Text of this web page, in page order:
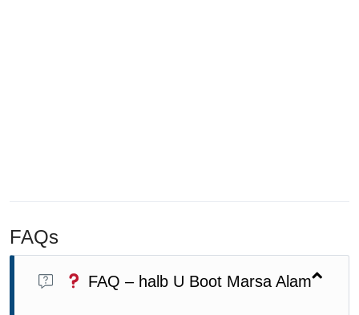
FAQs
FAQ – halb U Boot Marsa Alam